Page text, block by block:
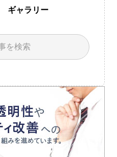
ギャラリー